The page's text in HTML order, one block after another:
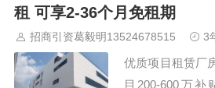
高铁站仅30分钟
（S12申嘉湖高
察 135 2467&…
租 可享2-36个月免租期
招商引资葛毅明13524678515 3
优质项目租赁厂
目200-600万补